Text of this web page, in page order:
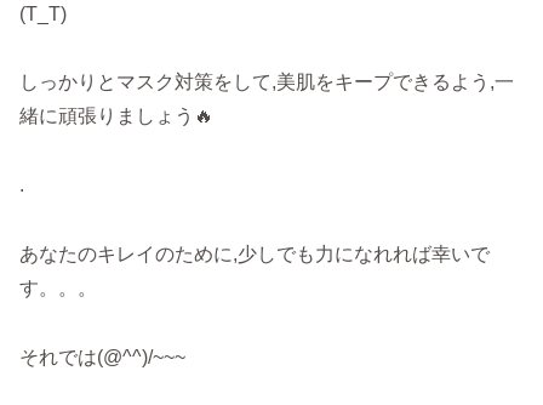
(T_T)
しっかりとマスク対策をして,美肌をキープできるよう,一
緒に頑張りましょう🔥
.
あなたのキレイのために,少しでも力になれれば幸いで
す。。。
それでは(@^^)/~~~